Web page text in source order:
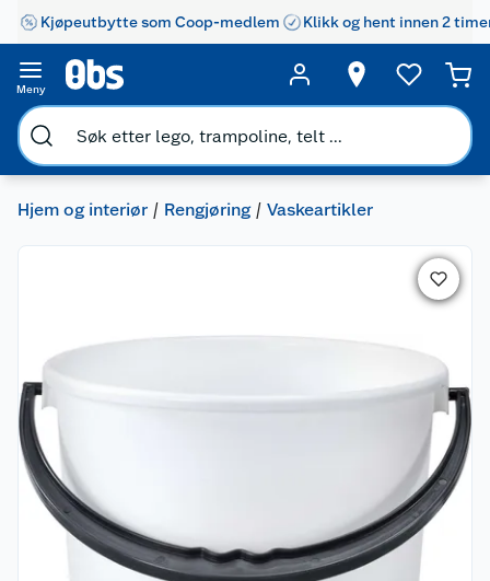
Kjøpeutbytte som Coop-medlem Klikk og hent innen 2
Meny
Hjem og interiør Rengjøring Vaskeartikler